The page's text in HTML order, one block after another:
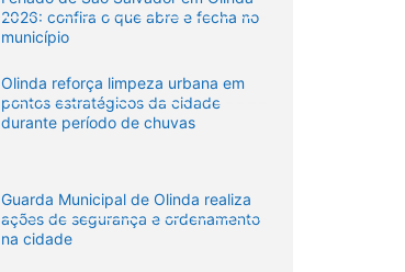
2026: confira o que abre e fecha no
município
Olinda reforça limpeza urbana em
pontos estratégicos da cidade
durante período de chuvas
Guarda Municipal de Olinda realiza
ações de segurança e ordenamento
na cidade